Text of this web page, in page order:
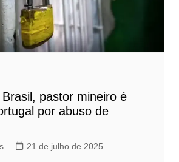
pastor mineiro é
por abuso de
21 de julho de 2025